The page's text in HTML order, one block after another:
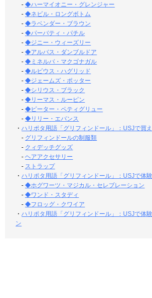
-◆ハーマイオニー・グレンジャー
-◆ネビル・ロングボトム
-◆ラベンダー・ブラウン
-◆パーバティ・パチル
-◆ジニー・ウィーズリー
-◆アルバス・ダンブルドア
-◆ミネルバ・マクゴナガル
-◆ルビウス・ハグリッド
-◆ジェームズ・ポッター
-◆シリウス・ブラック
-◆リーマス・ルーピン
-◆ピーター・ペティグリュー
-◆リリー・エバンス
・ハリポタ用語「グリフィンドール」：USJで買
- グリフィンドールの制服類
- クィデッチグッズ
-ヘアアクセサリー
- ストラップ
・ハリポタ用語「グリフィンドール」：USJで体
-◆ホグワーツ・マジカル・セレブレーション
-◆ワンド・スタディ
-◆フロッグ・クワイア
・ハリポタ用語「グリフィンドール」：USJで体
ン